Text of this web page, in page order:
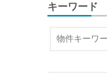
キーワード